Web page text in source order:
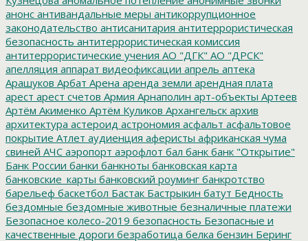
анонс антивандальные меры антикоррупционное
законодательство антисанитария антитеррористическая
безопасность антитеррористическая комиссия
антитеррористические учения АО "ДГК" АО "ДРСК"
апелляция аппарат видеофиксации апрель аптека
Арашуков Арбат Арена аренда земли арендная плата
арест арест счетов Армия Арнаполин арт-объекты Артеев
Артём Акименко Артём Куликов Архангельск архив
архитектура астероид астрономия асфальт асфальтовое
покрытие Атлет аудиенция аферисты африканская чума
свиней АЧС аэропорт аэрофлот бал банк банк "Открытие"
Банк России банки банкноты банковская карта
банковские_карты банковский роуминг банкротство
барельеф баскетбол Бастак Бастрыкин батут Бедность
бездомные бездомные животные безналичные платежи
Безопасное колесо-2019 безопасность Безопасные и
качественные дороги безработица белка бензин Беринг